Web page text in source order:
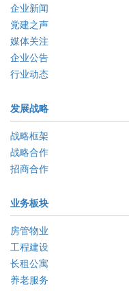
企业新闻
党建之声
媒体关注
企业公告
行业动态
发展战略
战略框架
战略合作
招商合作
业务板块
房管物业
工程建设
长租公寓
养老服务